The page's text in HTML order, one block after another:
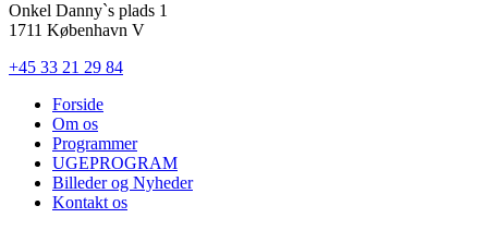
Onkel Danny`s plads 1
1711 København V
+45 33 21 29 84
Forside
Om os
Programmer
UGEPROGRAM
Billeder og Nyheder
Kontakt os